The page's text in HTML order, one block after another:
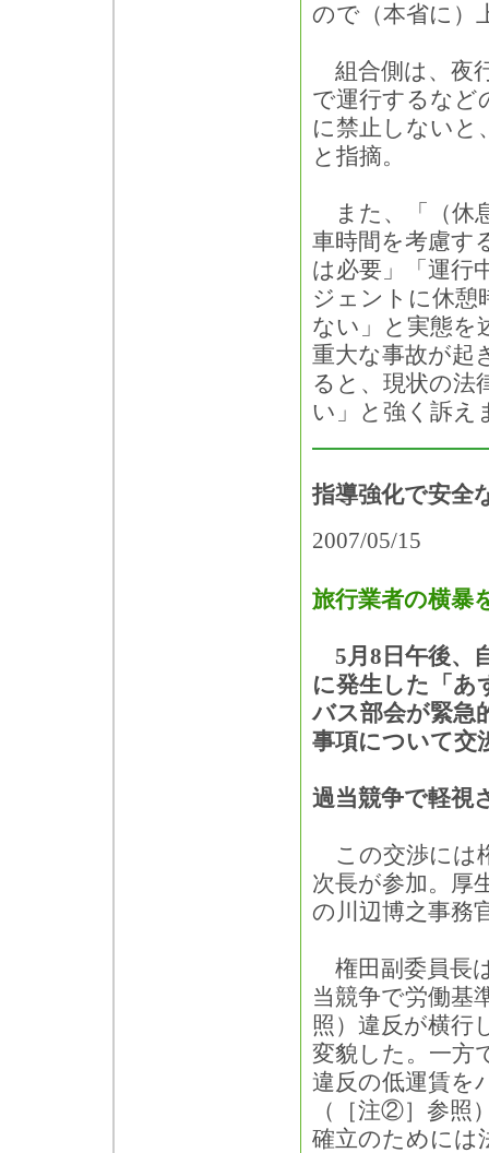
ので（本省に）
組合側は、夜
で運行するなど
に禁止しないと
と指摘。
また、「（休
車時間を考慮す
は必要」「運行
ジェントに休憩
ない」と実態を
重大な事故が起
ると、現状の法
い」と強く訴え
指導強化で安全
2007/05/15
旅行業者の横暴
5月8日午後、
に発生した「あ
バス部会が緊急
事項について交
過当競争で軽視
この交渉には
次長が参加。厚
の川辺博之事務
権田副委員長
当競争で労働基
照）違反が横行
変貌した。一方
違反の低運賃を
（［注②］参照
確立のためには